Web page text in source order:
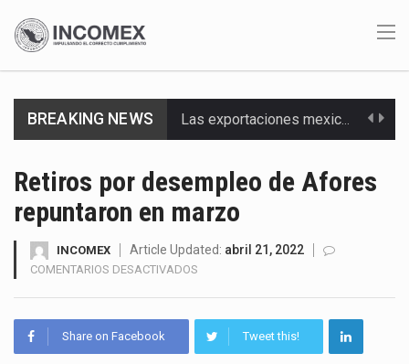
BREAKING NEWS Las exportaciones mexicanas de vehículos ligeros disminuyeron 9.67 % en julio a tasa anual, alcanzando…
Los créditos fiscales determinados a empresas IMMEX rara vez nacen de una interpretación equivocada de…
Retiros por desempleo de Afores
repuntaron en marzo
INCOMEX Article Updated: abril 21, 2022
COMENTARIOS DESACTIVADOS
DESEMPLEO
DE
Share on Facebook Tweet this!